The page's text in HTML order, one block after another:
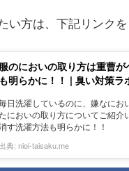
い方は、下記リンク
服のにおいの取り方は重曹
も明らかに！！ | 臭い対策ラ
日洗濯しているのに、嫌なにお
においの取り方についてご紹介
す洗濯方法も明らかに！！
典: nioi-taisaku.me